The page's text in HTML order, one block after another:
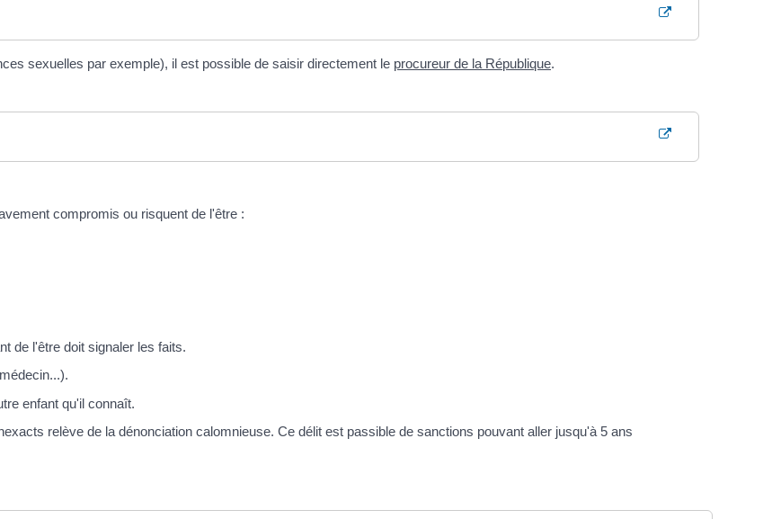
sexuelles par exemple), il est possible de saisir directement le procureur de la République.
compromis ou risquent de l'être :
de l'être doit signaler les faits.
enfant qu'il connaît.
relève de la dénonciation calomnieuse. Ce délit est passible de sanctions pouvant aller jusqu'à 5 ans